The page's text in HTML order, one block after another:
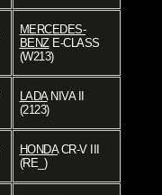
MERCEDES-
BENZE-CLASS
(W213)
LADANIVA II
(2123)
HONDACR-V III
(RE_)